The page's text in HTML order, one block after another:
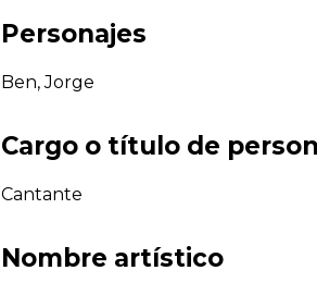
Personajes
Ben, Jorge
Cargo o título de
Cantante
Nombre artístico